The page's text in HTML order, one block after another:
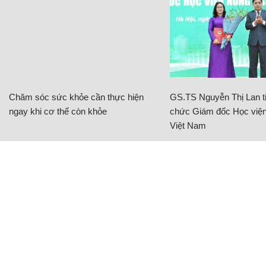
Chăm sóc sức khỏe cần thực hiện
ngay khi cơ thể còn khỏe
GS.TS Nguyễn Thị Lan
chức Giám đốc Học
Việt Nam